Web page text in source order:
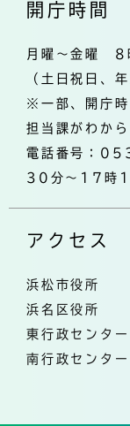
開庁時間
月曜～金曜
（土日祝日、
※一部、開庁時
担当課がわか
電話番号：
30分～17時
アクセス
浜松市役所
浜名区役所
東行政センター
南行政センター